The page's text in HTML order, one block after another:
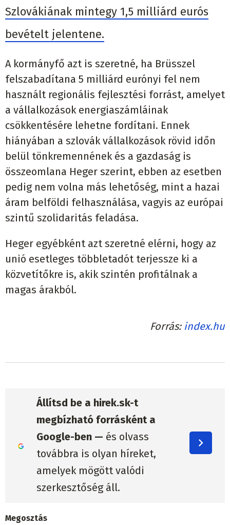
Szlovákiának mintegy 1,5 milliárd eurós
bevételt jelentene.
A kormányfő azt is szeretné, ha Brüsszel
felszabadítana 5 milliárd eurónyi fel nem
használt regionális fejlesztési forrást, amelyet
a vállalkozások energiaszámláinak
csökkentésére lehetne fordítani. Ennek
hiányában a szlovák vállalkozások rövid időn
belül tönkremennének és a gazdaság is
összeomlana Heger szerint, ebben az esetben
pedig nem volna más lehetőség, mint a hazai
áram belföldi felhasználása, vagyis az európai
szintű szolidaritás feladása.
Heger egyébként azt szeretné elérni, hogy az
unió esetleges többletadót terjessze ki a
közvetítőkre is, akik szintén profitálnak a
magas árakból.
Forrás index.hu
Állítsd be a hirek.sk-t
megbízható forrásként a
Google-ben — és olvass
továbbra is olyan híreket,
amelyek mögött valódi
szerkesztőség áll.
Megosztás